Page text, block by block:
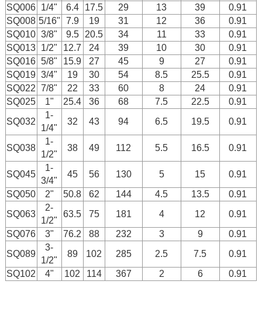
SQ006 1/4" 6.4 17.5 29 13 39
0.91
SQ008 5/16" 7.9 19 31 12 36
0.91
SQ010 3/8" 9.5 20.5 34 11 33
0.91
SQ013 1/2" 12.7 24 39 10 30
0.91
SQ016 5/8" 15.9 27 45 9 27
0.91
SQ019 3/4" 19 30 54 8.5 25.5
0.91
SQ022
7/8" 22 33 60 8 24
0.91
SQ025
1" 25.4 36 68 7.5 22.5
0.91
SQ032
1-
1/4"
32 43 94 6.5 19.5 0.91
SQ038
1-
1/2"
38 49 112 5.5 16.5 0.91
SQ045
1-
3/4"
45 56 130 5 15
0.91
SQ050
2" 50.8 62 144 4.5 13.5
0.91
SQ063
2-
1/2"
63.5 75 181 4 12
0.91
SQ076
3" 76.2 88 232 3 9
0.91
SQ089
3-
1/2"
89 102 285 2.5 7.5
0.91
SQ102
4" 102 114 367 2 6 0.91